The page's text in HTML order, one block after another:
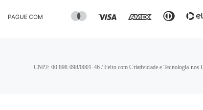
PAGUE COM
CNPJ: 00.898.098/0001-46 / Feito com Criatividade e Tecnologia nos